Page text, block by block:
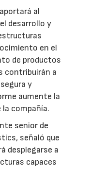
al
desarrollo y
en el
de productos
contribuirán a
y
aumente la
la compañía.
senior de
señaló que
desplegarse a
capaces